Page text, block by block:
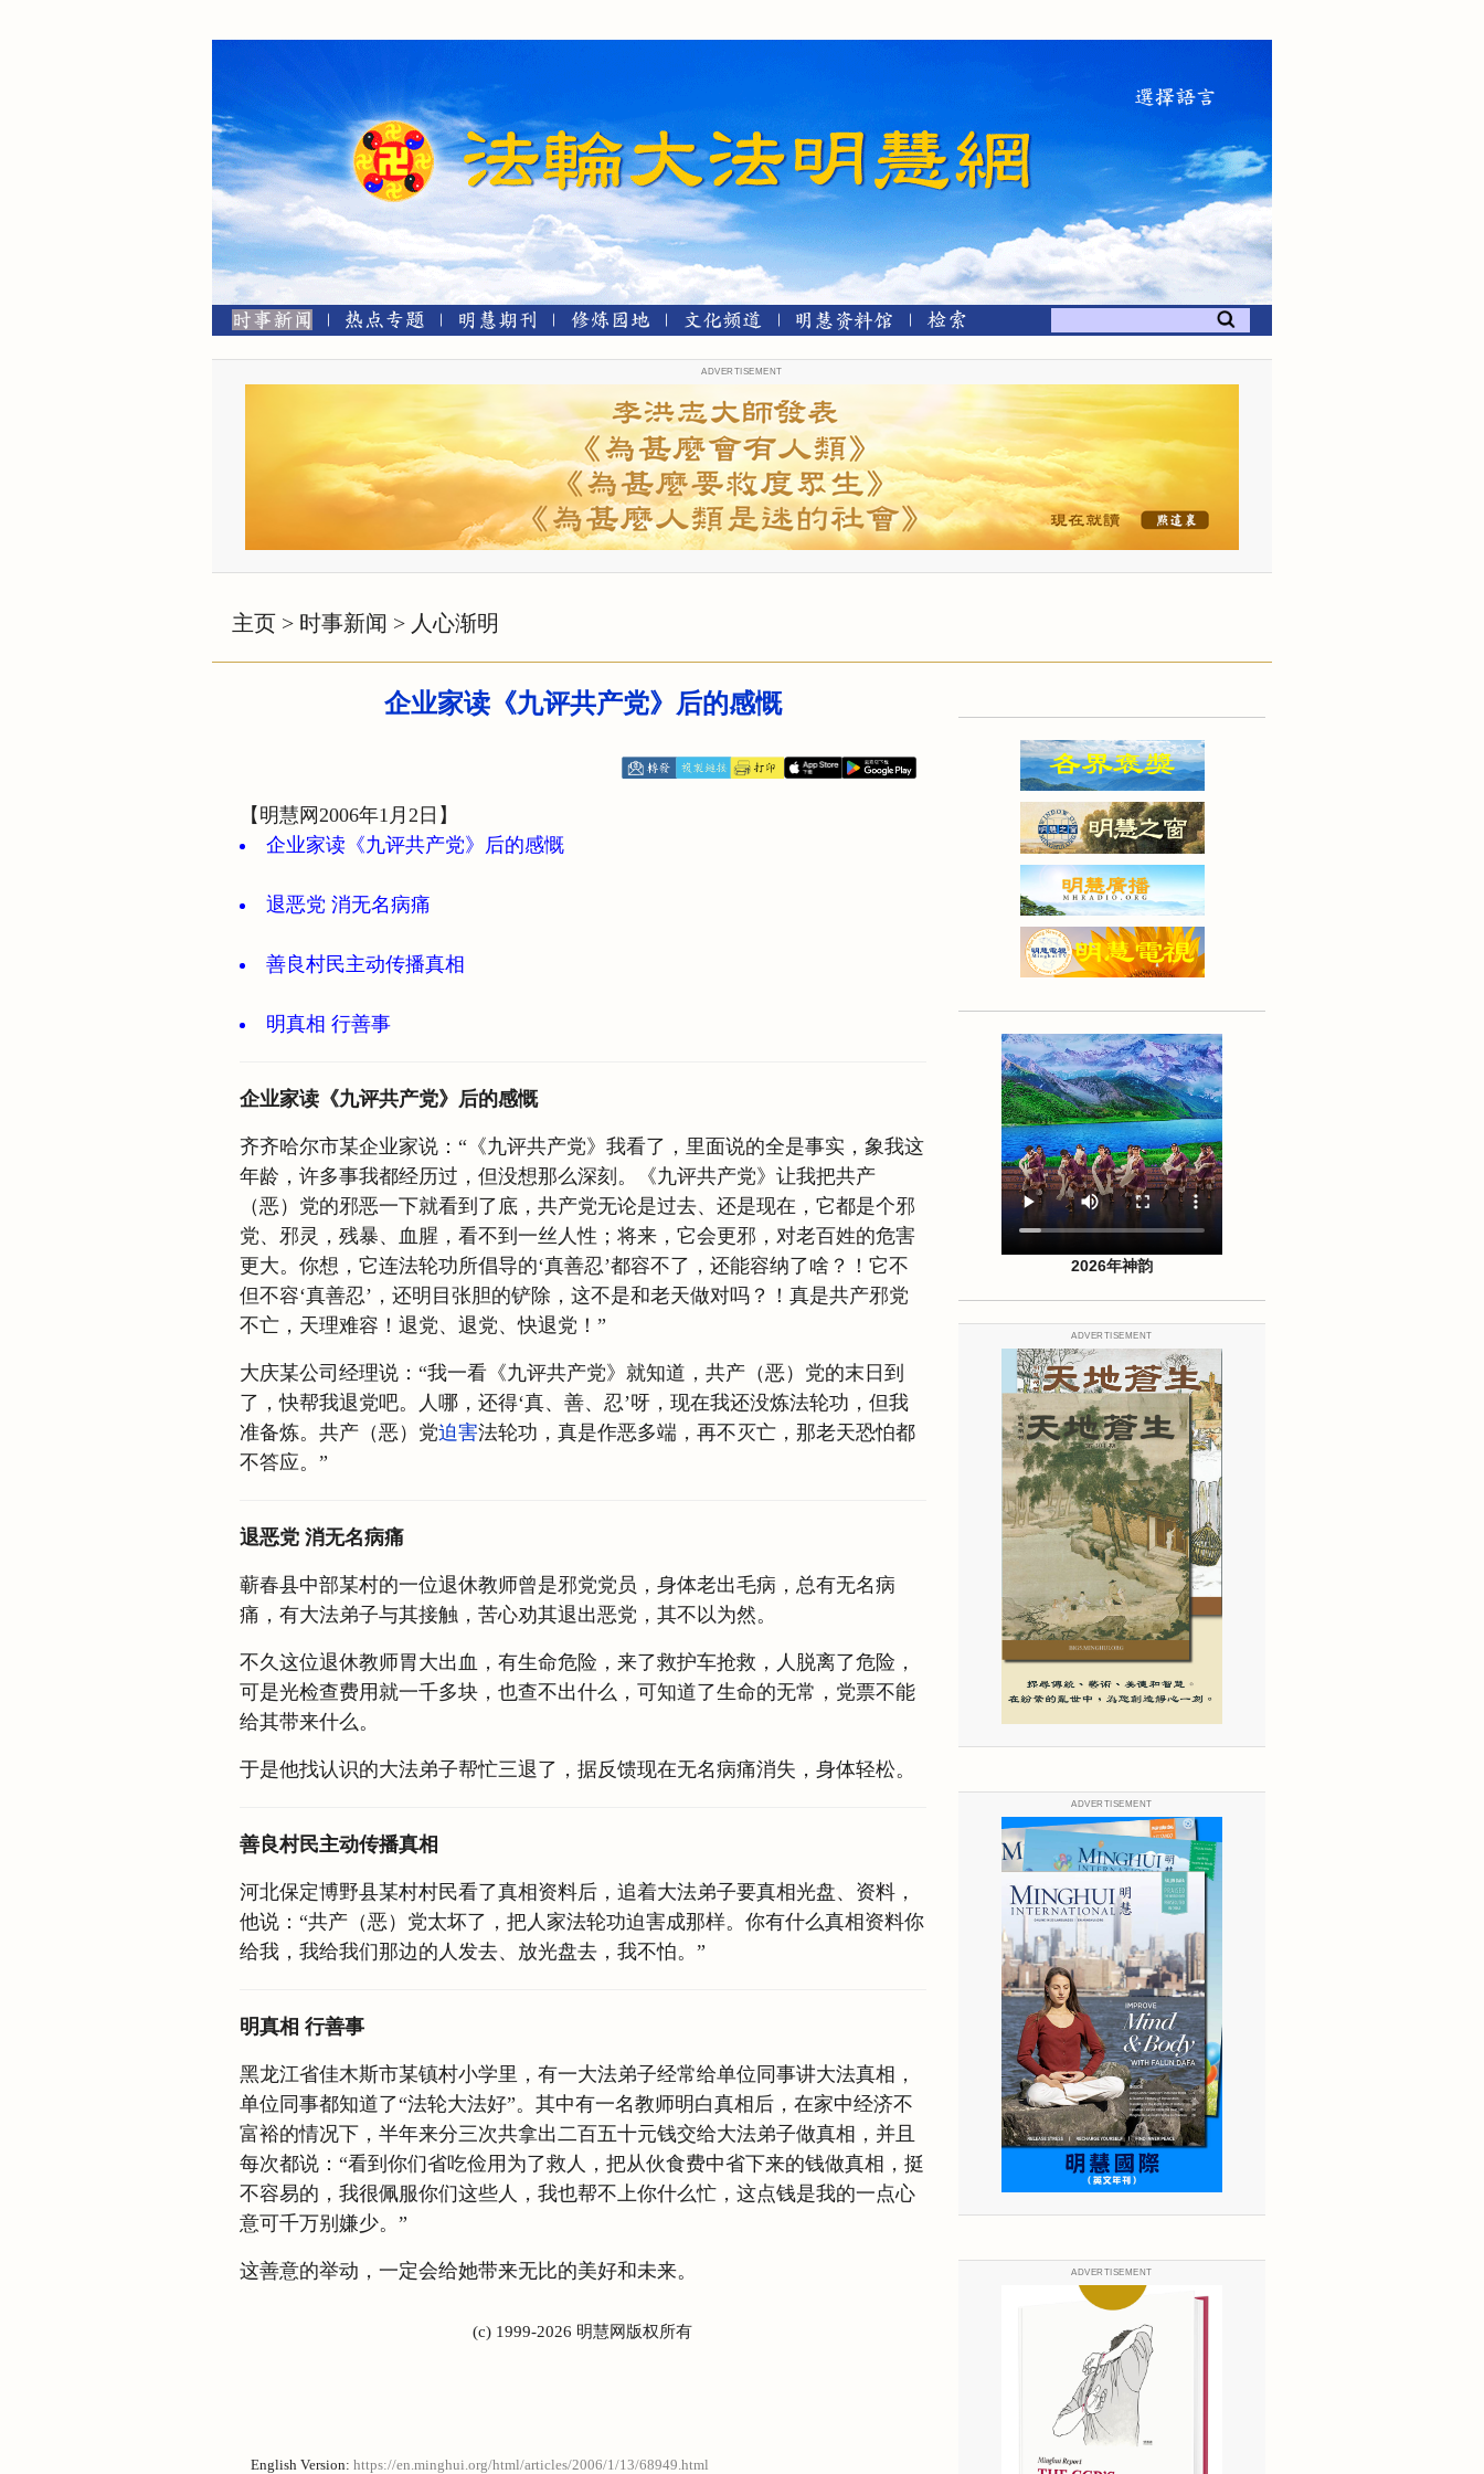
ADVERTISEMENT
主页 > 时事新闻 > 人心渐明
企业家读《九评共产党》后的感慨
【明慧网2006年1月2日】
企业家读《九评共产党》后的感慨
退恶党 消无名病痛
善良村民主动传播真相
明真相 行善事
企业家读《九评共产党》后的感慨
齐齐哈尔市某企业家说：“《九评共产党》我看了，里面说的全是事实，象我这
年龄，许多事我都经历过，但没想那么深刻。《九评共产党》让我把共产
（恶）党的邪恶一下就看到了底，共产党无论是过去、还是现在，它都是个邪
党、邪灵，残暴、血腥，看不到一丝人性；将来，它会更邪，对老百姓的危害
更大。你想，它连法轮功所倡导的‘真善忍’都容不了，还能容纳了啥？！它不
但不容‘真善忍’，还明目张胆的铲除，这不是和老天做对吗？！真是共产邪党
不亡，天理难容！退党、退党、快退党！”
大庆某公司经理说：“我一看《九评共产党》就知道，共产（恶）党的末日到
了，快帮我退党吧。人哪，还得‘真、善、忍’呀，现在我还没炼法轮功，但我
准备炼。共产（恶）党迫害法轮功，真是作恶多端，再不灭亡，那老天恐怕都
不答应。”
退恶党 消无名病痛
蕲春县中部某村的一位退休教师曾是邪党党员，身体老出毛病，总有无名病
痛，有大法弟子与其接触，苦心劝其退出恶党，其不以为然。
不久这位退休教师胃大出血，有生命危险，来了救护车抢救，人脱离了危险，
可是光检查费用就一千多块，也查不出什么，可知道了生命的无常，党票不能
给其带来什么。
于是他找认识的大法弟子帮忙三退了，据反馈现在无名病痛消失，身体轻松。
善良村民主动传播真相
河北保定博野县某村村民看了真相资料后，追着大法弟子要真相光盘、资料，
他说：“共产（恶）党太坏了，把人家法轮功迫害成那样。你有什么真相资料你
给我，我给我们那边的人发去、放光盘去，我不怕。”
明真相 行善事
黑龙江省佳木斯市某镇村小学里，有一大法弟子经常给单位同事讲大法真相，
单位同事都知道了“法轮大法好”。其中有一名教师明白真相后，在家中经济不
富裕的情况下，半年来分三次共拿出二百五十元钱交给大法弟子做真相，并且
每次都说：“看到你们省吃俭用为了救人，把从伙食费中省下来的钱做真相，挺
不容易的，我很佩服你们这些人，我也帮不上你什么忙，这点钱是我的一点心
意可千万别嫌少。”
这善意的举动，一定会给她带来无比的美好和未来。
(c) 1999-2026 明慧网版权所有
English Version: https://en.minghui.org/html/articles/2006/1/13/68949.html
2026年神韵
ADVERTISEMENT
ADVERTISEMENT
ADVERTISEMENT